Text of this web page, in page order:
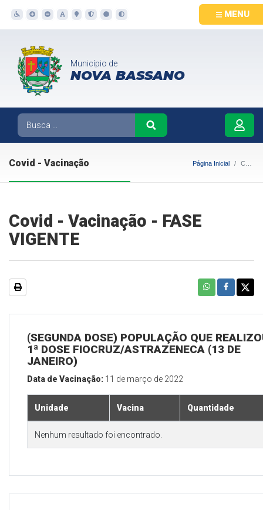
MENU
Município de
NOVA BASSANO
Covid - Vacinação Página Inicial Covid - Vacinação
Covid - Vacinação - FASE
VIGENTE
(SEGUNDA DOSE) POPULAÇÃO QUE
1ª DOSE FIOCRUZ/ASTRAZENECA (13 DE
JANEIRO)
Data de Vacinação: 11 de março de 2022
Unidade Vacina Quantidade
Nenhum resultado foi encontrado.